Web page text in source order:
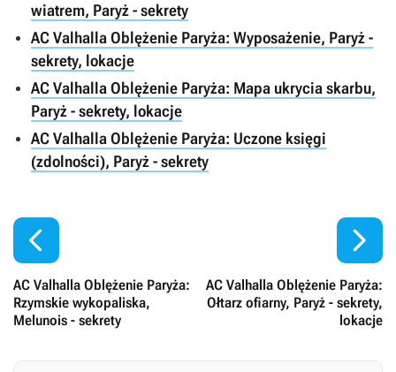
wiatrem, Paryż - sekrety
AC Valhalla Oblężenie Paryża: Wyposażenie, Paryż -
sekrety, lokacje
AC Valhalla Oblężenie Paryża: Mapa ukrycia skarbu,
Paryż - sekrety, lokacje
AC Valhalla Oblężenie Paryża: Uczone księgi
(zdolności), Paryż - sekrety

AC Valhalla Oblężenie Paryża:
Rzymskie wykopaliska,
Melunois - sekrety
AC Valhalla Oblężenie Paryża:
Ołtarz ofiarny, Paryż - sekrety,
lokacje
